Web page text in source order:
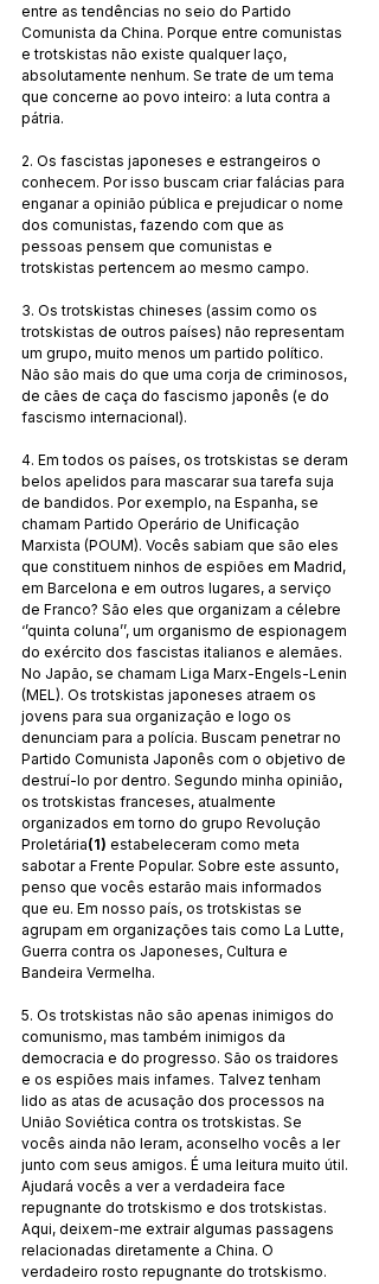
entre as tendências no seio do Partido
Comunista da China. Porque entre comunistas
e trotskistas não existe qualquer laço,
absolutamente nenhum. Se trate de um tema
que concerne ao povo inteiro: a luta contra a
pátria.
2. Os fascistas japoneses e estrangeiros o
conhecem. Por isso buscam criar falácias para
enganar a opinião pública e prejudicar o nome
dos comunistas, fazendo com que as
pessoas pensem que comunistas e
trotskistas pertencem ao mesmo campo.
3. Os trotskistas chineses (assim como os
trotskistas de outros países) não representam
um grupo, muito menos um partido político.
Não são mais do que uma corja de criminosos,
de cães de caça do fascismo japonês (e do
fascismo internacional).
4. Em todos os países, os trotskistas se deram
belos apelidos para mascarar sua tarefa suja
de bandidos. Por exemplo, na Espanha, se
chamam Partido Operário de Unificação
Marxista (POUM). Vocês sabiam que são eles
que constituem ninhos de espiões em Madrid,
em Barcelona e em outros lugares, a serviço
de Franco? São eles que organizam a célebre
‘’quinta coluna’’, um organismo de espionagem
do exército dos fascistas italianos e alemães.
No Japão, se chamam Liga Marx-Engels-Lenin
(MEL). Os trotskistas japoneses atraem os
jovens para sua organização e logo os
denunciam para a polícia. Buscam penetrar no
Partido Comunista Japonês com o objetivo de
destruí-lo por dentro. Segundo minha opinião,
os trotskistas franceses, atualmente
organizados em torno do grupo Revolução
Proletária(1) estabeleceram como meta
sabotar a Frente Popular. Sobre este assunto,
penso que vocês estarão mais informados
que eu. Em nosso país, os trotskistas se
agrupam em organizações tais como La Lutte,
Guerra contra os Japoneses, Cultura e
Bandeira Vermelha.
5. Os trotskistas não são apenas inimigos do
comunismo, mas também inimigos da
democracia e do progresso. São os traidores
e os espiões mais infames. Talvez tenham
lido as atas de acusação dos processos na
União Soviética contra os trotskistas. Se
vocês ainda não leram, aconselho vocês a ler
junto com seus amigos. É uma leitura muito útil.
Ajudará vocês a ver a verdadeira face
repugnante do trotskismo e dos trotskistas.
Aqui, deixem-me extrair algumas passagens
relacionadas diretamente a China. O
verdadeiro rosto repugnante do trotskismo.